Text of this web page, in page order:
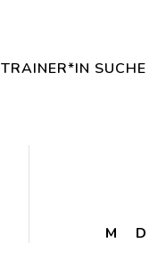
TRAINER*IN SUCHE
M D